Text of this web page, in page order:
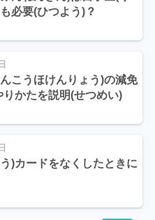
必要(ひつよう)？
こうほけんりょう)の減免
りかたを説明(せつめい)
)カードをなくしたときに